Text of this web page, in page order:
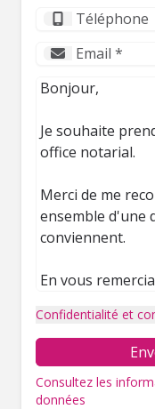
Confidentialité et
Consultez les
données